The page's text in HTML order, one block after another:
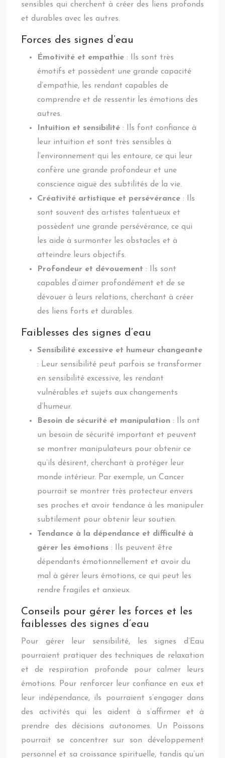
sensibles qui cherchent à créer des liens profonds
et durables avec les autres.
Forces des signes d’eau
Émotivité et empathie : Ils sont très
émotifs et possèdent une grande capacité
d’empathie, les rendant capables de
comprendre et de ressentir les émotions des
autres.
Intuition et sensibilité : Ils font confiance à
leur intuition et sont très sensibles à
l’environnement qui les entoure, ce qui leur
confère une grande profondeur et une
conscience aiguë des subtilités de la vie.
Créativité artistique et persévérance : Ils
sont souvent des artistes talentueux et
possèdent une grande persévérance, ce qui
les aide à surmonter les obstacles et à
atteindre leurs objectifs.
Profondeur et dévouement : Ils sont
capables d’aimer profondément et de se
dévouer à leurs relations, cherchant à créer
des liens forts et durables.
Faiblesses des signes d’eau
Sensibilité excessive et humeur changeante
: Leur sensibilité peut parfois se transformer
en sensibilité excessive, les rendant
vulnérables et sujets aux changements
d’humeur.
Besoin de sécurité et manipulation : Ils ont
un besoin de sécurité important et peuvent
se montrer manipulateurs pour obtenir ce
qu’ils désirent, cherchant à protéger leur
monde intérieur. Par exemple, un Cancer
pourrait se montrer très protecteur envers
ses proches et avoir tendance à les manipuler
subtilement pour obtenir leur soutien.
Tendance à la dépendance et difficulté à
gérer les émotions : Ils peuvent être
dépendants émotionnellement et avoir du
mal à gérer leurs émotions, ce qui peut les
rendre fragiles et anxieux.
Conseils pour gérer les forces et les
faiblesses des signes d’eau
Pour gérer leur sensibilité, les signes d’Eau
pourraient pratiquer des techniques de relaxation
et de respiration profonde pour calmer leurs
émotions. Pour renforcer leur confiance en eux et
leur indépendance, ils pourraient s’engager dans
des activités qui les aident à s’affirmer et à
prendre des décisions autonomes. Un Poissons
pourrait se concentrer sur son développement
personnel et sa croissance spirituelle, tandis qu’un